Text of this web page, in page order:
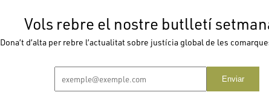
Vols rebre el nostre butlletí
Dona’t d’alta per rebre l’actualitat sobre justícia global de les
Enviar